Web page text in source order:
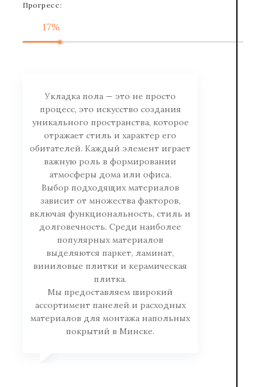
Прогресс:
17%
Укладка пола — это не просто
процесс, это искусство создания
уникального пространства, которое
отражает стиль и характер его
обитателей. Каждый элемент играет
важную роль в формировании
атмосферы дома или офиса.
Выбор подходящих материалов
зависит от множества факторов,
включая функциональность, стиль и
долговечность. Среди наиболее
популярных материалов
выделяются паркет, ламинат,
виниловые плитки и керамическая
плитка.
Мы предоставляем широкий
ассортимент панелей и расходных
материалов для монтажа напольных
покрытий в Минске.